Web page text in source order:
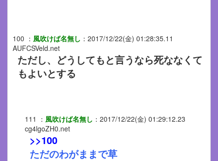
100 ： 風吹けば名無し ： 2017/12/22(金) 01:28:35.11
AUFCSVeld.net
ただし、どうしてもと言うなら死ななくて
もよいとする
111 ： 風吹けば名無し ： 2017/12/22(金) 01:29:12.23
cg4lgoZH0.net
>>100
ただのわがままで草